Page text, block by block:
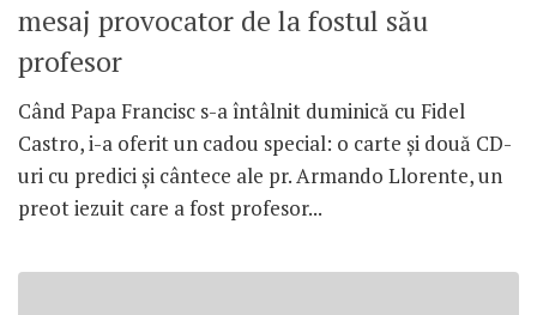
mesaj provocator de la fostul său
profesor
Când Papa Francisc s-a întâlnit duminică cu Fidel
Castro, i-a oferit un cadou special: o carte și două CD-
uri cu predici și cântece ale pr. Armando Llorente, un
preot iezuit care a fost profesor...